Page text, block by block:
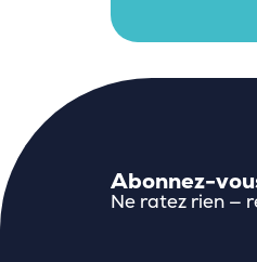
Abonnez-
Ne ratez rien —